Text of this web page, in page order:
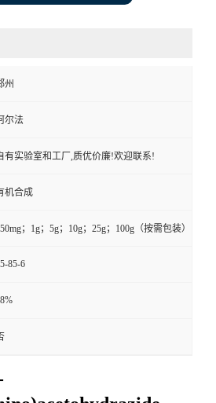
州
尔法
有实验室和工厂,质优价廉!欢迎联系!
机合成
；1g；5g；10g；25g；100g（按需包装）
85-6